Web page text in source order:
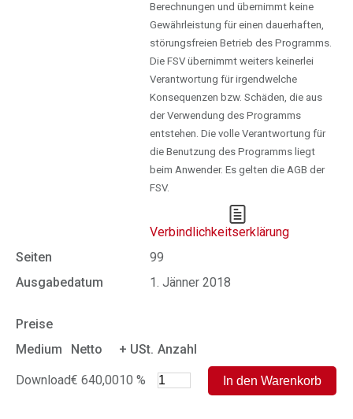
Berechnungen und übernimmt keine
Gewährleistung für einen dauerhaften,
störungsfreien Betrieb des Programms.
Die FSV übernimmt weiters keinerlei
Verantwortung für irgendwelche
Konsequenzen bzw. Schäden, die aus
der Verwendung des Programms
entstehen. Die volle Verantwortung für
die Benutzung des Programms liegt
beim Anwender. Es gelten die AGB der
FSV.
Verbindlichkeitserklärung
Seiten
99
Ausgabedatum
1. Jänner 2018
Preise
Medium
Netto + USt. Anzahl
Download€ 640,0010 %